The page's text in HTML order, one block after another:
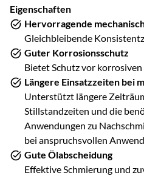
Eigenschaften
Hervorragende
Gleichbleibende
Guter Korrosionsschutz
Bietet Schutz vor korrosiven
Längere Einsatzzeiten bei
Unterstützt längere
Stillstandzeiten und die
Anwendungen zu
bei anspruchsvollen
Gute Ölabscheidung
Effektive Schmierung und